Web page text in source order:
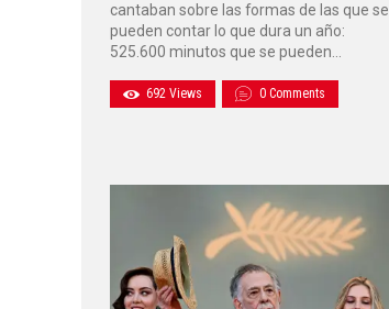
cantaban sobre las formas de las que se
pueden contar lo que dura un año:
525.600 minutos que se pueden…
692 Views 0 Comments